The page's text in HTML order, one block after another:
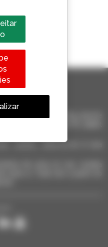
é um manitou
usados, adicione-os à sua